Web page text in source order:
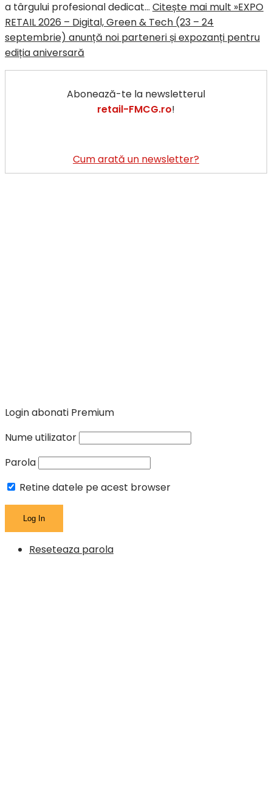
a târgului profesional dedicat… Citește mai mult »EXPO
RETAIL 2026 – Digital, Green & Tech (23 – 24
septembrie) anunță noi parteneri și expozanți pentru
ediția aniversară
Abonează-te la newsletterul
retail-FMCG.ro!
Cum arată un newsletter?
Login abonati Premium
Nume utilizator
Parola
Retine datele pe acest browser
Reseteaza parola